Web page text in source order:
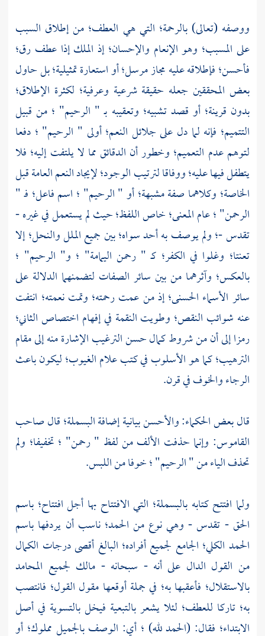
ووصفه (تعالى) بالرحمة؛ التي هي العطف؛ من إطلاق السبب
على المسبب؛ وهو الإنعام والإحسان؛ إذ الملك إذا عطف رق؛
فأحسن؛ فإطلاقه عليه مجاز مرسل؛ أو استعارة تمثيلية؛ بل حاول
بعض المحققين جعله حقيقة شرعية وعرفية؛ لكثرة الإطلاق؛
بدون قرينة؛ أو قصد تشبيه؛ وتعقيبه بـ " الرحيم" ؛ من قبيل
التتميم؛ فإنه لما دل على جلائل النعم؛ أولى " الرحيم" ؛ دفعا
لتوهم عدم التعميم؛ وخطور أن الدقائق مما لا يلتفت إليه؛ فلا
يتطفل فيها عليه؛ ووفاقا لترتيب الوجود؛ لإيجاد النعم العامة قبل
الخاصة؛ وكلاهما صفة مشبهة؛ أو " الرحيم" ؛ اسم فاعل؛ فـ "
الرحمن" ؛ عام المعنى؛ خاص اللفظ؛ حيث لم يستعمل في غيره -
تقدس -؛ ولم يوصف به أحد سواه؛ بين جميع الملل والنحل؛ إلا
تعنتا؛ وغلوا في الكفر؛ كـ " رحمن اليمامة" ؛ و" الرحيم" ؛
بالعكس؛ وآثرهما من بين سائر الصفات لتضمنهما الدلالة على
سائر الأسماء الحسنى؛ إذ من عمت رحمته؛ وتمت نعمته؛ انتفت
عنه شوائب النقص؛ وطويت النقمة في إفهام اختصاص الثاني؛
رمزا إلى أن من شروط كمال حسن الترغيب الإشارة منه إلى مقام
الترهيب؛ كما هو الأسلوب في كتب علام الغيوب؛ ليكون باعث
الرجاء والخوف في قرن.
قال بعض الحكماء: والأحسن بيانية إضافة البسملة؛ قال صاحب
القاموس: وإنما حذفت الألف من لفظ " رحمن" ؛ تخفيفا؛ ولم
تحذف الياء من " الرحيم" ؛ خوفا من اللبس.
ولما افتتح كتابه بالبسملة؛ التي الافتتاح بها أجل افتتاح؛ باسم
الحق - تقدس - وهي نوع من الحمد؛ ناسب أن يردفها باسم
الحمد الكلي؛ الجامع لجميع أفراده؛ البالغ أقصى درجات الكمال
من القول الدال على أنه - سبحانه - مالك لجميع المحامد
بالاستقلال؛ فأعقبها به؛ في جملة أوقعها مقول القول؛ فانتصب
به؛ تاركا للعطف؛ لئلا يشعر بالتبعية فيخل بالتسوية في أصل
الابتداء؛ فقال: (الحمد لله) ؛ أي: الوصف بالجميل مملوك؛ أو